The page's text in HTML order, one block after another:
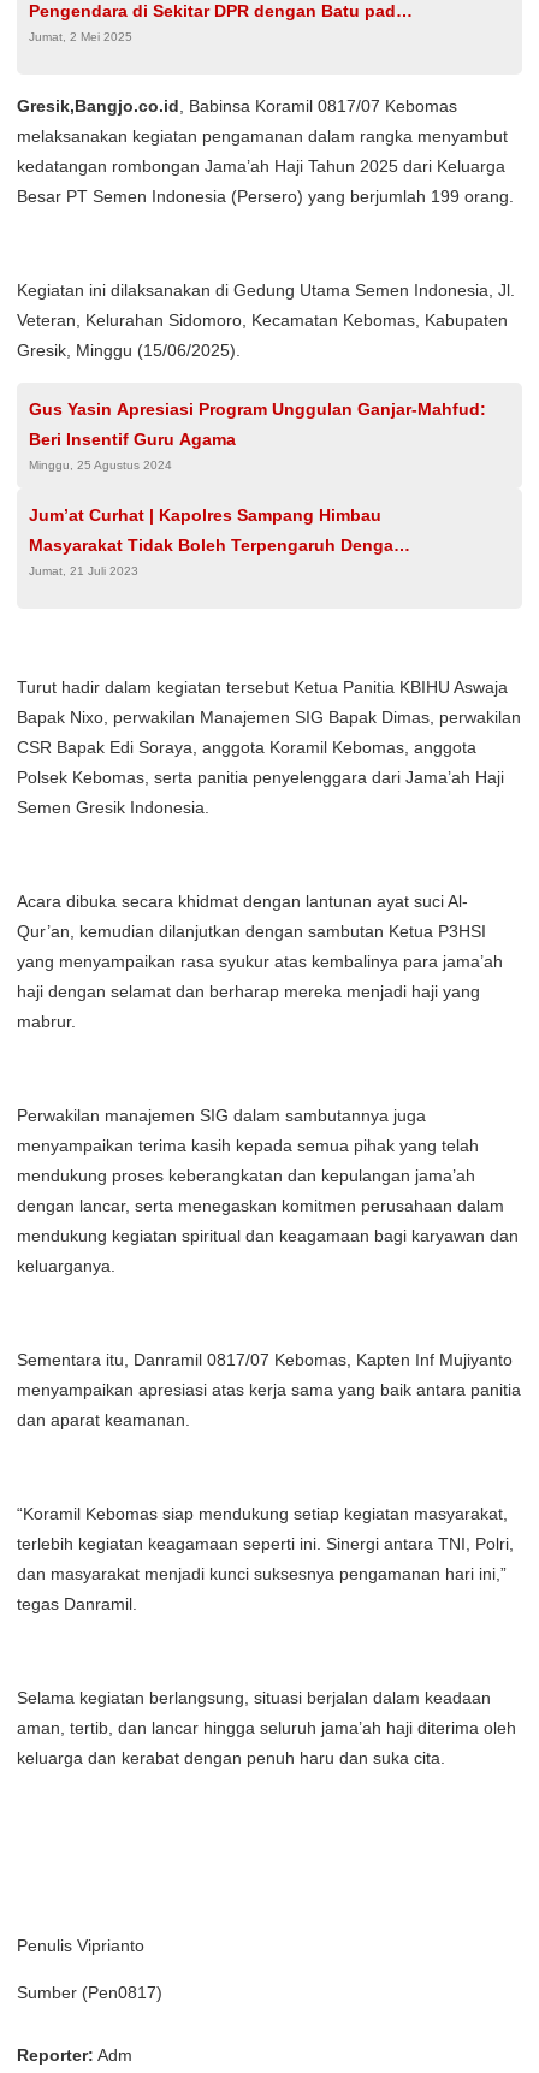
Pengendara di Sekitar DPR dengan Batu pada
Hari Buruh
Jumat, 2 Mei 2025
Gresik,Bangjo.co.id , Babinsa Koramil 0817/07 Kebomas
melaksanakan kegiatan pengamanan dalam rangka menyambut
kedatangan rombongan Jama’ah Haji Tahun 2025 dari Keluarga
Besar PT Semen Indonesia (Persero) yang berjumlah 199 orang.
Kegiatan ini dilaksanakan di Gedung Utama Semen Indonesia, Jl.
Veteran, Kelurahan Sidomoro, Kecamatan Kebomas, Kabupaten
Gresik, Minggu (15/06/2025).
Gus Yasin Apresiasi Program Unggulan Ganjar-Mahfud:
Beri Insentif Guru Agama
Minggu, 25 Agustus 2024
Jum’at Curhat | Kapolres Sampang Himbau
Masyarakat Tidak Boleh Terpengaruh Dengan
Berita Hoax
Jumat, 21 Juli 2023
Turut hadir dalam kegiatan tersebut Ketua Panitia KBIHU Aswaja
Bapak Nixo, perwakilan Manajemen SIG Bapak Dimas, perwakilan
CSR Bapak Edi Soraya, anggota Koramil Kebomas, anggota
Polsek Kebomas, serta panitia penyelenggara dari Jama’ah Haji
Semen Gresik Indonesia.
Acara dibuka secara khidmat dengan lantunan ayat suci Al-
Qur’an, kemudian dilanjutkan dengan sambutan Ketua P3HSI
yang menyampaikan rasa syukur atas kembalinya para jama’ah
haji dengan selamat dan berharap mereka menjadi haji yang
mabrur.
Perwakilan manajemen SIG dalam sambutannya juga
menyampaikan terima kasih kepada semua pihak yang telah
mendukung proses keberangkatan dan kepulangan jama’ah
dengan lancar, serta menegaskan komitmen perusahaan dalam
mendukung kegiatan spiritual dan keagamaan bagi karyawan dan
keluarganya.
Sementara itu, Danramil 0817/07 Kebomas, Kapten Inf Mujiyanto
menyampaikan apresiasi atas kerja sama yang baik antara panitia
dan aparat keamanan.
“Koramil Kebomas siap mendukung setiap kegiatan masyarakat,
terlebih kegiatan keagamaan seperti ini. Sinergi antara TNI, Polri,
dan masyarakat menjadi kunci suksesnya pengamanan hari ini,”
tegas Danramil.
Selama kegiatan berlangsung, situasi berjalan dalam keadaan
aman, tertib, dan lancar hingga seluruh jama’ah haji diterima oleh
keluarga dan kerabat dengan penuh haru dan suka cita.
Penulis Viprianto
Sumber (Pen0817)
Reporter: Adm